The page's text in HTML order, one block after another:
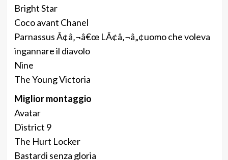
Bright Star
Coco avant Chanel
Parnassus Ã¢â‚¬â€œ LÃ¢â‚¬â„¢uomo che voleva
ingannare il diavolo
Nine
The Young Victoria
Miglior montaggio
Avatar
District 9
The Hurt Locker
Bastardi senza gloria